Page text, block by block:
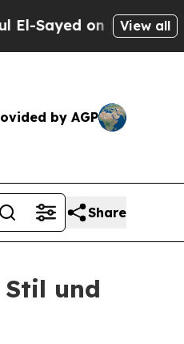
on Historic View all
by AGP
Share
Stil und